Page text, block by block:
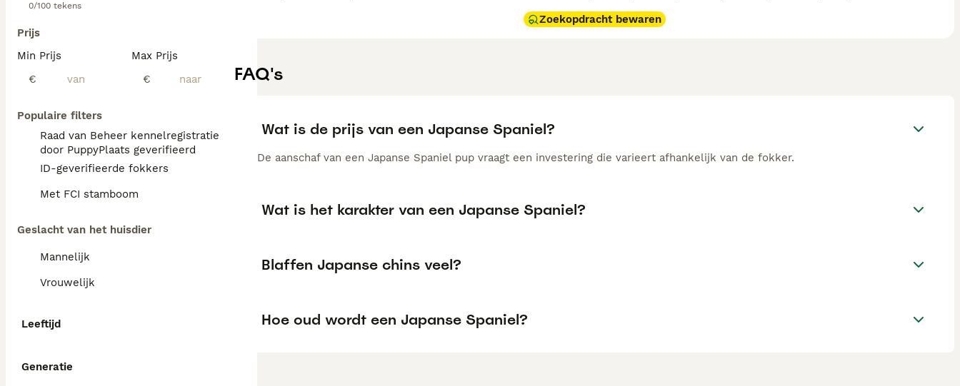
0/100 tekens
Prijs
Min Prijs
€
Max Prijs
€
Populaire filters
Raad van Beheer kennelregistratie
door PuppyPlaats geverifieerd
ID-geverifieerde fokkers
Met FCI stamboom
Geslacht van het huisdier
Mannelijk
Vrouwelijk
Leeftijd
Generatie
Zoekopdracht bewaren
FAQ's
Wat is de prijs van een Japanse Spaniel?
De aanschaf van een Japanse Spaniel pup vraagt een investering die varieert afhankelijk van de fokker.
Wat is het karakter van een Japanse Spaniel?
Blaffen Japanse chins veel?
Hoe oud wordt een Japanse Spaniel?